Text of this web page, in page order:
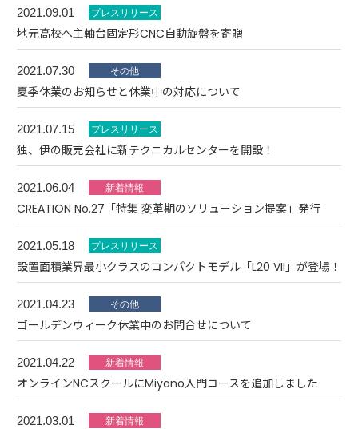
2021.09.01
地元高校へ主軸台固定形CNC自動旋盤を寄贈
2021.07.30
夏季休業のお知らせと休業中の対応について
2021.07.15
独、伊の販売会社に新テクニカルセンターを開設！
2021.06.04
CREATION No.27「特集 変革期のソリューション提案」発行
2021.05.18
設置面積業界最小クラスのコンパクトモデル「L20 VII」が登場！
2021.04.23
ゴールデンウィーク休業中のお問合せについて
2021.04.22
オンラインNCスクールにMiyano入門コースを追加しました
2021.03.01